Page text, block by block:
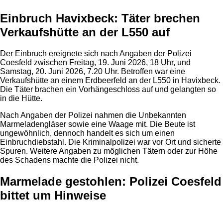
Einbruch Havixbeck: Täter brechen
Verkaufshütte an der L550 auf
Der Einbruch ereignete sich nach Angaben der Polizei
Coesfeld zwischen Freitag, 19. Juni 2026, 18 Uhr, und
Samstag, 20. Juni 2026, 7.20 Uhr. Betroffen war eine
Verkaufshütte an einem Erdbeerfeld an der L550 in Havixbeck.
Die Täter brachen ein Vorhängeschloss auf und gelangten so
in die Hütte.
Nach Angaben der Polizei nahmen die Unbekannten
Marmeladengläser sowie eine Waage mit. Die Beute ist
ungewöhnlich, dennoch handelt es sich um einen
Einbruchdiebstahl. Die Kriminalpolizei war vor Ort und sicherte
Spuren. Weitere Angaben zu möglichen Tätern oder zur Höhe
des Schadens machte die Polizei nicht.
Marmelade gestohlen: Polizei Coesfeld
bittet um Hinweise